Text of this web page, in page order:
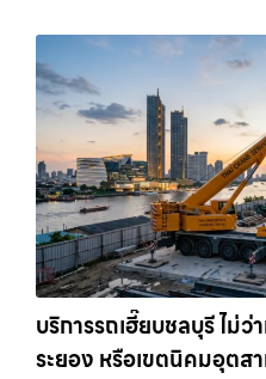
บริการรถเฮี๊ยบชลบุรี ไม่
ระยอง หรือเขตนิคมอุตส